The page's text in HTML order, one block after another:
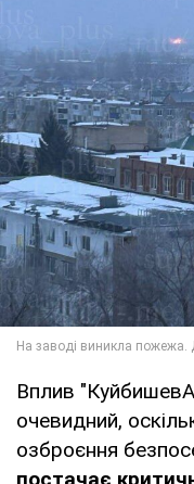
Вплив
очевидний,
озброєння
постачає